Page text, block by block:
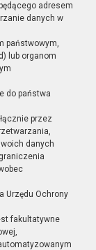
adresem
danych w
państwowym,
lub organom
do państwa
przez
danych
Urzędu Ochrony
fakultatywne